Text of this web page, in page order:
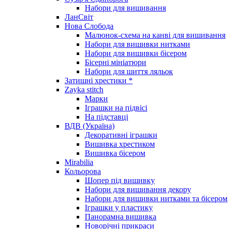
Набори для вишивання
ЛанСвіт
Нова Слобода
Малюнок-схема на канві для вишивання
Набори для вишивки нитками
Набори для вишивки бісером
Бісерні мініатюри
Набори для шиття ляльок
Затишні хрестики *
Zayka stitch
Марки
Іграшки на підвісі
На підставці
ВДВ (Україна)
Декоративні іграшки
Вишивка хрестиком
Вишивка бісером
Mirabilia
Кольорова
Шопер під вишивку
Набори для вишивання декору
Набори для вишивки нитками та бісером
Іграшки у пластику
Панорамна вишивка
Новорічні прикраси